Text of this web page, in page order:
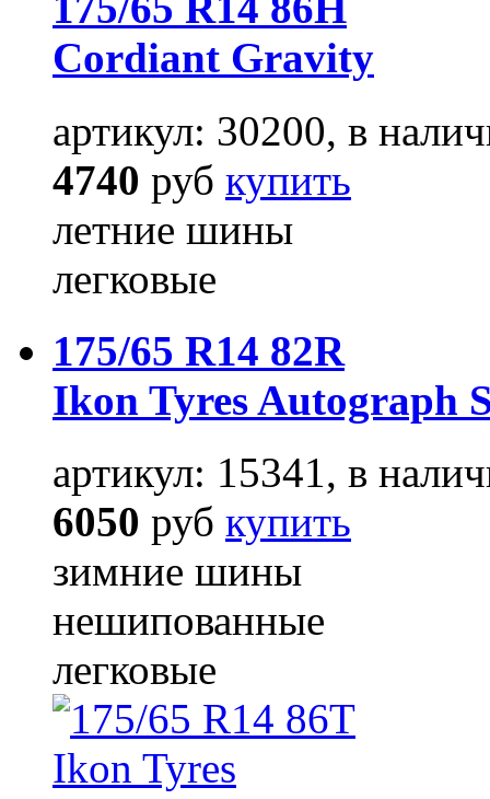
Cordiant Gravity
артикул: 30200, в
4740 руб купить
летние шины
легковые
175/65 R14 82R
Ikon Tyres Autograph
артикул: 15341, в
6050 руб купить
зимние шины
нешипованные
легковые